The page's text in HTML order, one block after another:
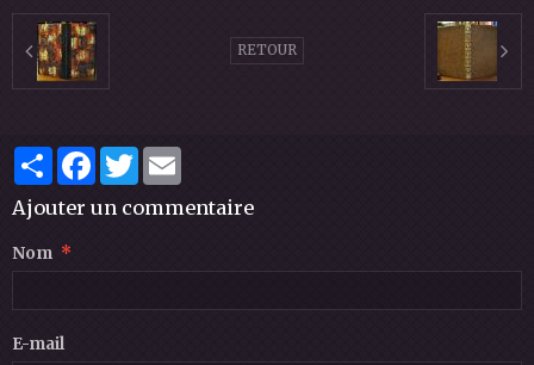
RETOUR
PartagerFacebook
Twitter
Ajouter un commentaire
Nom
E-mail